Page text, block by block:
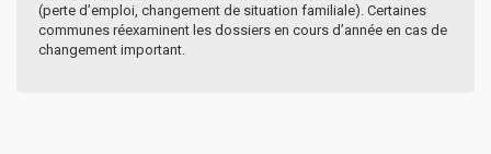
(perte d’emploi, changement de situation familiale). Certaines
communes réexaminent les dossiers en cours d’année en cas de
changement important.